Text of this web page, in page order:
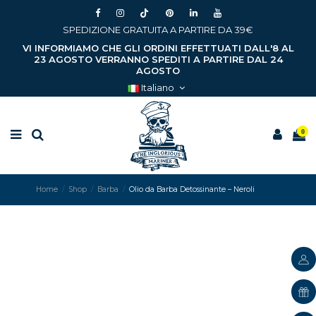
SPEDIZIONE GRATUITA A PARTIRE DA 39€
VI INFORMIAMO CHE GLI ORDINI EFFETTUATI DALL'8 AL
23 AGOSTO VERRANNO SPEDITI A PARTIRE DAL 24
AGOSTO
Italiano
0
Home Shop Barba Olio da Barba Detossinante – Neroli